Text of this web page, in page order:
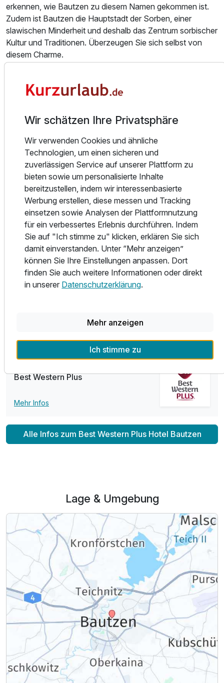
Ausstattung
Zusatznächte
Für 2 Tage
erkennen, wie Bautzen zu diesem Namen gekommen ist.
Zudem ist Bautzen die Hauptstadt der Sorben, einer
slawischen Minderheit und deshalb das Zentrum sorbischer
Kultur und Traditionen. Überzeugen Sie sich selbst von
diesem Charme.
ausgestattete Zimmer, Komfortzimmer und Suiten- mit
historische Altstadt.
Mit unseren Konferenzmöglichkeiten und modernster
Tagungstechnik, bieten wir ideale Voraussetzungen für
erfolgreiche Veranstaltungen auf hohem Niveau.
Unser Restaurant "Lubin", die "Wunderbar" sowie der
Sauna- und Fitnessbereich, runden das Angebot ab und
sorgen für einen erholsamen Aufenthalt.
Zudem bietet sich das Best Western Plus Hotel Bautzen
durch die zentrale Lage in der Stadt Bautzen und
Oberlausitz geradezu für Ausflüge in die Umgebung an.
Alle Sehenswürdigkeiten sind zu Fuß erreichbar.
Sämtliche Arrangements die das Best Western Plus Hotel
anbietet, sind nicht für Gruppenbuchungen ausgelegt (max.
Best Western Plus
Mehr Infos
Alle Infos zum Best Western Plus Hotel Bautzen
Lage & Umgebung
Wir schätzen Ihre Privatsphäre
Wir verwenden Cookies und ähnliche
Technologien, um einen sicheren und
zuverlässigen Service auf unserer Plattform zu
bieten sowie um personalisierte Inhalte
bereitzustellen, indem wir interessenbasierte
Werbung erstellen, diese messen und Tracking
einsetzen sowie Analysen der Plattformnutzung
für ein verbessertes Erlebnis durchführen. Indem
Sie auf "Ich stimme zu" klicken, erklären Sie sich
damit einverstanden. Unter “Mehr anzeigen”
können Sie Ihre Einstellungen anpassen. Dort
finden Sie auch weitere Informationen oder direkt
in unserer Datenschutzerklärung.
Mehr anzeigen
Ich stimme zu